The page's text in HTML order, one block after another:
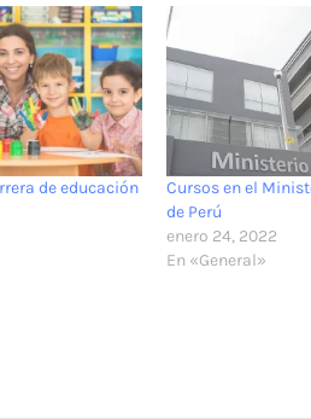
de educación
Cursos en el
de Perú
enero 24, 2022
En «General»